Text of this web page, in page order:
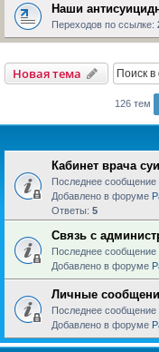
Наши
Переходов по ссылке:
Новая тема
126 тем
Кабинет врача
Последнее сообщение
Добавлено в форуме
Ответы: 5
Связь с
Последнее сообщение
Добавлено в форуме
Личные
Последнее сообщение
Добавлено в форуме